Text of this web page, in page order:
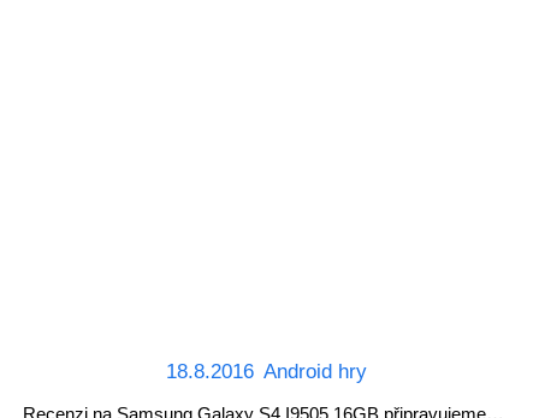
18.8.2016 Android hry
Recenzi na Samsung Galaxy S4 I9505 16GB připravujeme…